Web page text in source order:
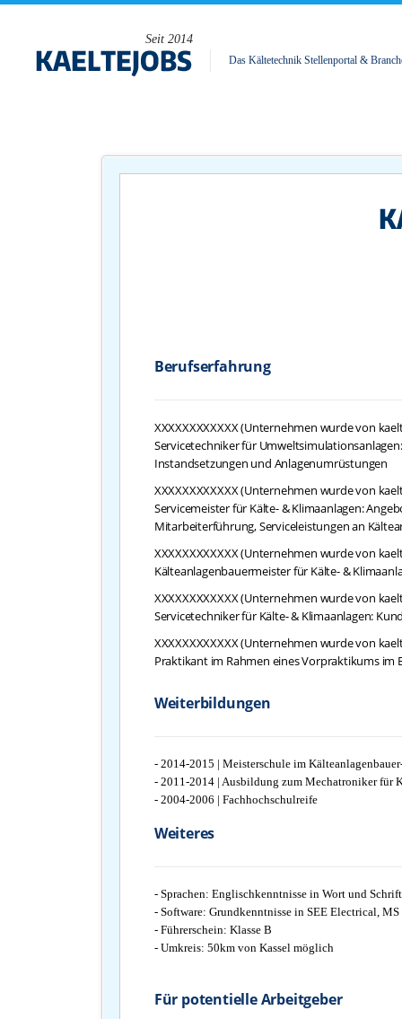
Seit 2014
Das Kältetechnik Stellenportal &
Berufserfahrung
XXXXXXXXXXXX (Unternehmen wurde von
Servicetechniker für
Instandsetzungen und Anlagenumrüstungen
XXXXXXXXXXXX (Unternehmen wurde von
Servicemeister für Kälte- & Klimaanlagen:
Mitarbeiterführung, Serviceleistungen an
XXXXXXXXXXXX (Unternehmen wurde von
Kälteanlagenbauermeister für Kälte- &
XXXXXXXXXXXX (Unternehmen wurde von
Servicetechniker für Kälte- & Klimaanlagen:
XXXXXXXXXXXX (Unternehmen wurde von
Praktikant im Rahmen eines Vorpraktikums im
Weiterbildungen
- 2014-2015 | Meisterschule im
- 2011-2014 | Ausbildung zum Mechatroniker für
- 2004-2006 | Fachhochschulreife
Weiteres
- Sprachen: Englischkenntnisse in Wort und Schrift
- Software: Grundkenntnisse in SEE Electrical,
- Führerschein: Klasse B
- Umkreis: 50km von Kassel möglich
Für potentielle Arbeitgeber